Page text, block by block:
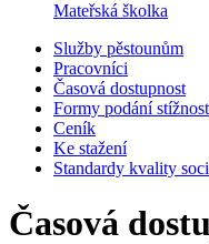
Mateřská školka
Služby pěstounům
Pracovníci
Časová dostupnost
Formy podání
Ceník
Ke stažení
Standardy kvality
Časová